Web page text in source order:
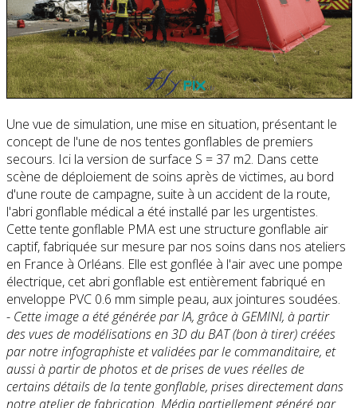
Une vue de simulation, une mise en situation, présentant le
concept de l'une de nos tentes gonflables de premiers
secours. Ici la version de surface S = 37 m2. Dans cette
scène de déploiement de soins après de victimes, au bord
d'une route de campagne, suite à un accident de la route,
l'abri gonflable médical a été installé par les urgentistes.
Cette tente gonflable PMA est une structure gonflable air
captif, fabriquée sur mesure par nos soins dans nos ateliers
en France à Orléans. Elle est gonflée à l'air avec une pompe
électrique, cet abri gonflable est entièrement fabriqué en
enveloppe PVC 0.6 mm simple peau, aux jointures soudées.
- Cette image a été générée par IA, grâce à GEMINI, à partir
des vues de modélisations en 3D du BAT (bon à tirer) créées
par notre infographiste et validées par le commanditaire, et
aussi à partir de photos et de prises de vues réelles de
certains détails de la tente gonflable, prises directement dans
notre atelier de fabrication. Média partiellement généré par